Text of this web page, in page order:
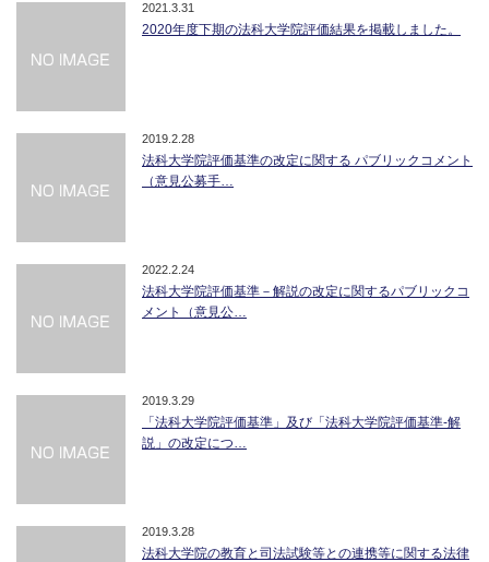
2021.3.31
2020年度下期の法科大学院評価結果を掲載しました。
2019.2.28
法科大学院評価基準の改定に関する パブリックコメント
（意見公募手…
2022.2.24
法科大学院評価基準－解説の改定に関するパブリックコ
メント（意見公…
2019.3.29
「法科大学院評価基準」及び「法科大学院評価基準-解
説」の改定につ…
2019.3.28
法科大学院の教育と司法試験等との連携等に関する法律